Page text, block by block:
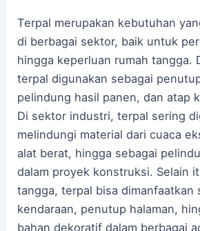
Terpal merupakan kebutuhan
di berbagai sektor, baik untuk
hingga keperluan rumah tangga.
terpal digunakan sebagai
pelindung hasil panen, dan atap
Di sektor industri, terpal sering
melindungi material dari cuaca
alat berat, hingga sebagai
dalam proyek konstruksi. Selain
tangga, terpal bisa dimanfaatkan
kendaraan, penutup halaman,
bahan dekoratif dalam berbagai